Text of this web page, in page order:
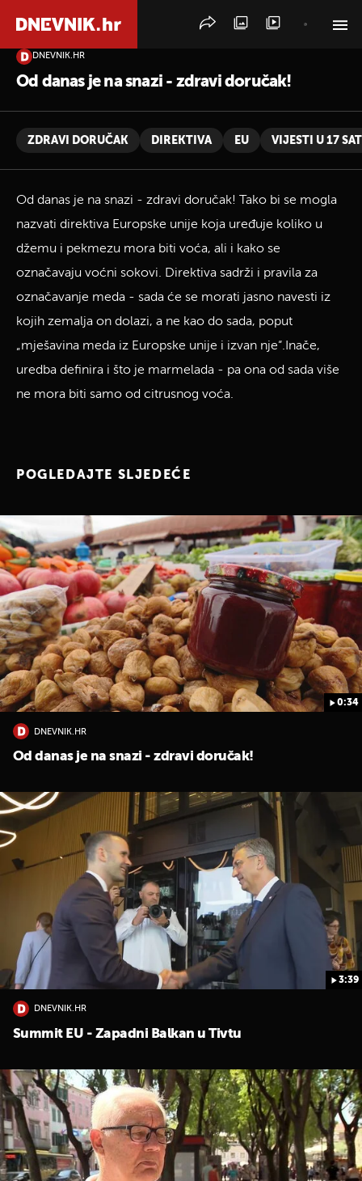
DNEVNIK.HR
Od danas je na snazi - zdravi doručak!
ZDRAVI DORUČAK DIREKTIVA EU VIJESTI U 17
Od danas je na snazi - zdravi doručak! Tako bi se mogla
nazvati direktiva Europske unije koja uređuje koliko u
džemu i pekmezu mora biti voća, ali i kako se
označavaju voćni sokovi. Direktiva sadrži i pravila za
označavanje meda - sada će se morati jasno navesti iz
kojih zemalja on dolazi, a ne kao do sada, poput
„mješavina meda iz Europske unije i izvan nje“.Inače,
uredba definira i što je marmelada - pa ona od sada više
ne mora biti samo od citrusnog voća.
POGLEDAJTE SLJEDEĆE
0:34
DNEVNIK.HR
Od danas je na snazi - zdravi doručak!
3:39
DNEVNIK.HR
Summit EU - Zapadni Balkan u Tivtu
PRETRAŽITE VIJESTI